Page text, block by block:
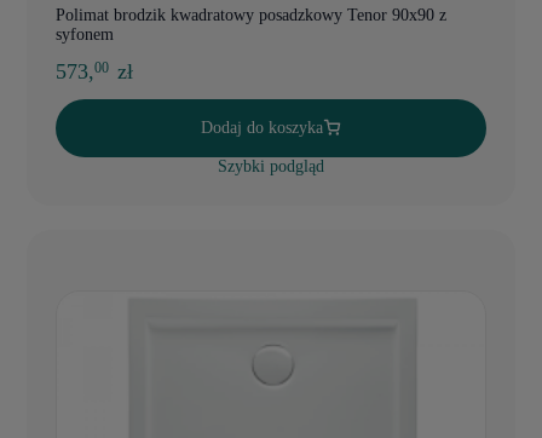
Polimat brodzik kwadratowy posadzkowy Tenor 90x90 z
syfonem
573,00 zł
Dodaj do koszyka
Szybki podgląd